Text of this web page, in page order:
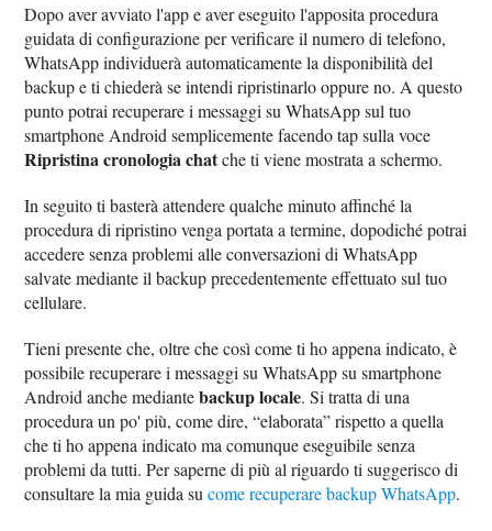
Dopo aver avviato l'app e aver eseguito l'apposita procedura
guidata di configurazione per verificare il numero di telefono,
WhatsApp individuerà automaticamente la disponibilità del
backup e ti chiederà se intendi ripristinarlo oppure no. A questo
punto potrai recuperare i messaggi su WhatsApp sul tuo
smartphone Android semplicemente facendo tap sulla voce
Ripristina cronologia chatche ti viene mostrata a schermo.
In seguito ti basterà attendere qualche minuto affinché la
procedura di ripristino venga portata a termine, dopodiché potrai
accedere senza problemi alle conversazioni di WhatsApp
salvate mediante il backup precedentemente effettuato sul tuo
cellulare.
Tieni presente che, oltre che così come ti ho appena indicato, è
possibile recuperare i messaggi su WhatsApp su smartphone
Android anche mediantebackup locale. Si tratta di una
procedura un po' più, come dire, “elaborata” rispetto a quella
che ti ho appena indicato ma comunque eseguibile senza
problemi da tutti. Per saperne di più al riguardo ti suggerisco di
consultare la mia guida sucome recuperare backup WhatsApp.